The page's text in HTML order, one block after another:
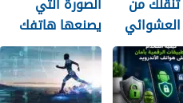
يصنعها هاتفك
خلف ظهرك